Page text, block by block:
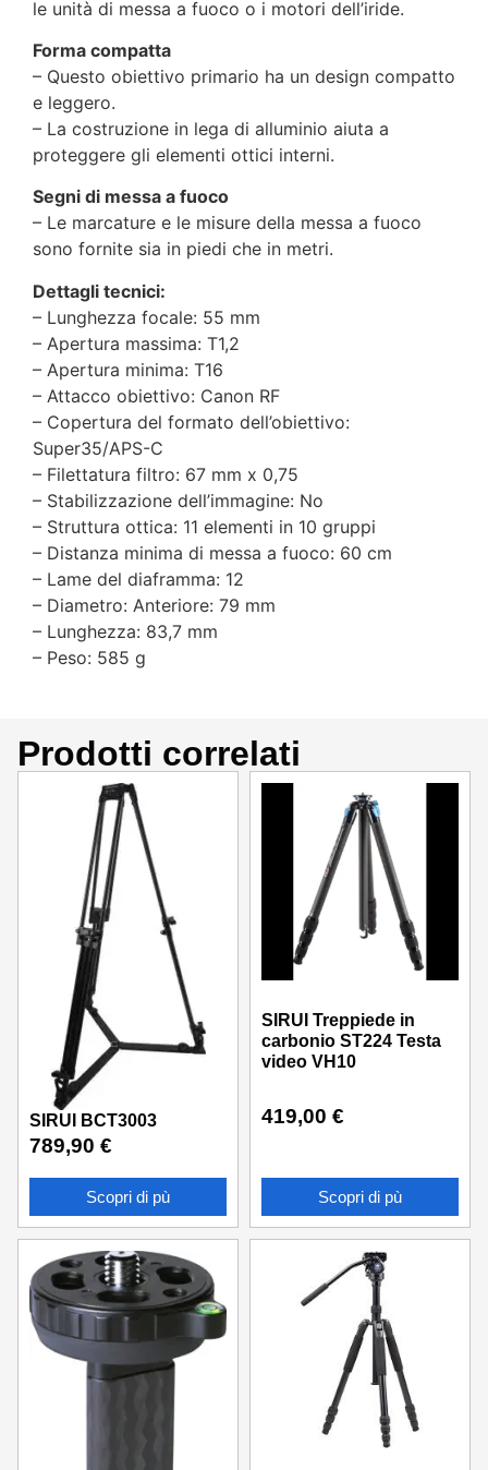
le unità di messa a fuoco o i motori dell’iride.
Forma compatta
– Questo obiettivo primario ha un design compatto
e leggero.
– La costruzione in lega di alluminio aiuta a
proteggere gli elementi ottici interni.
Segni di messa a fuoco
– Le marcature e le misure della messa a fuoco
sono fornite sia in piedi che in metri.
Dettagli tecnici:
– Lunghezza focale: 55 mm
– Apertura massima: T1,2
– Apertura minima: T16
– Attacco obiettivo: Canon RF
– Copertura del formato dell’obiettivo:
Super35/APS-C
– Filettatura filtro: 67 mm x 0,75
– Stabilizzazione dell’immagine: No
– Struttura ottica: 11 elementi in 10 gruppi
– Distanza minima di messa a fuoco: 60 cm
– Lame del diaframma: 12
– Diametro: Anteriore: 79 mm
– Lunghezza: 83,7 mm
– Peso: 585 g
Prodotti correlati
SIRUI BCT3003
789,90 €
Scopri di pù
SIRUI Treppiede in
carbonio ST224 Testa
video VH10
419,00 €
Scopri di pù